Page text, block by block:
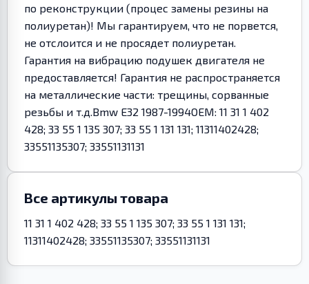
по реконструкции (процес замены резины на
полиуретан)! Мы гарантируем, что не порвется,
не отслоится и не просядет полиуретан.
Гарантия на вибрацию подушек двигателя не
предоставляется! Гарантия не распространяется
на металлические части: трещины, сорванные
резьбы и т.д.Bmw E32 1987-1994OEM: 11 31 1 402
428; 33 55 1 135 307; 33 55 1 131 131; 11311402428;
33551135307; 33551131131
Все артикулы товара
11 31 1 402 428; 33 55 1 135 307; 33 55 1 131 131;
11311402428; 33551135307; 33551131131